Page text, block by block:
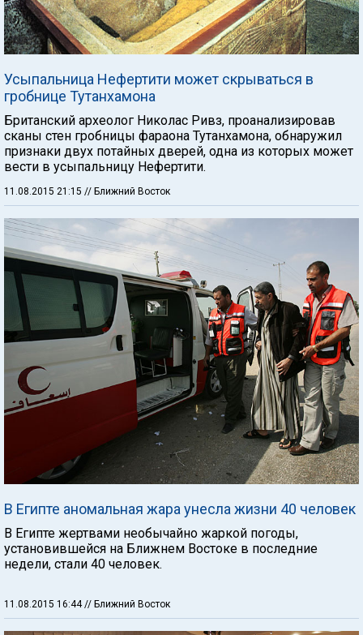
Усыпальница Нефертити может скрываться в
гробнице Тутанхамона
Британский археолог Николас Ривз, проанализировав
сканы стен гробницы фараона Тутанхамона, обнаружил
признаки двух потайных дверей, одна из которых может
вести в усыпальницу Нефертити.
11.08.2015 21:15 // Ближний Восток
В Египте аномальная жара унесла жизни 40 человек
В Египте жертвами необычайно жаркой погоды,
установившейся на Ближнем Востоке в последние
недели, стали 40 человек.
11.08.2015 16:44// Ближний Восток